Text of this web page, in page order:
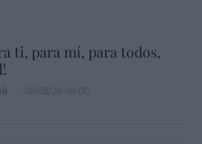
ti, para mí, para todos,